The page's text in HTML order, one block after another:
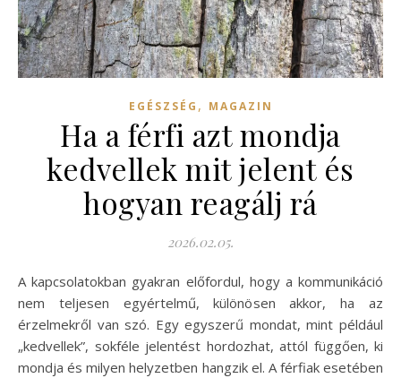
EGÉSZSÉG , MAGAZIN
Ha a férfi azt mondja
kedvellek mit jelent és
hogyan reagálj rá
2026.02.05.
A kapcsolatokban gyakran előfordul, hogy a kommunikáció
nem teljesen egyértelmű, különösen akkor, ha az
érzelmekről van szó. Egy egyszerű mondat, mint például
„kedvellek”, sokféle jelentést hordozhat, attól függően, ki
mondja és milyen helyzetben hangzik el. A férfiak esetében